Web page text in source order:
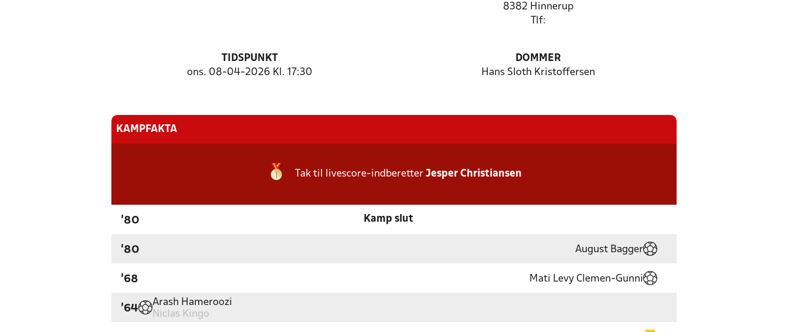
8382 Hinnerup
Tlf:
TIDSPUNKT
ons. 08-04-2026 Kl. 17:30
DOMMER
Hans Sloth Kristoffersen
KAMPFAKTA
Tak til livescore-indberetter Jesper Christiansen
'80 Kamp slut
'80 August Bagger
'68 Mati Levy Clemen-Gunni
'64
Arash Hameroozi
Niclas Kingo